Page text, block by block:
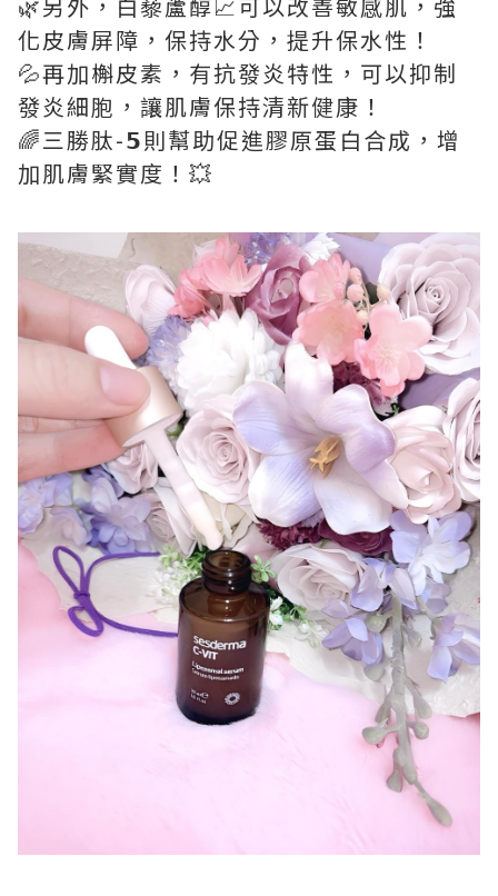
🌿另外，白藜蘆醇📈可以改善敏感肌，強
化皮膚屏障，保持水分，提升保水性！
💦再加槲皮素，有抗發炎特性，可以抑制
發炎細胞，讓肌膚保持清新健康！
🌈三勝肽-𝟱則幫助促進膠原蛋白合成，增
加肌膚緊實度！💥